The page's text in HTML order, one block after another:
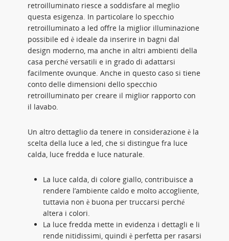
retroilluminato riesce a soddisfare al meglio
questa esigenza. In particolare lo specchio
retroilluminato a led offre la miglior illuminazione
possibile ed è ideale da inserire in bagni dal
design moderno, ma anche in altri ambienti della
casa perché versatili e in grado di adattarsi
facilmente ovunque. Anche in questo caso si tiene
conto delle dimensioni dello specchio
retroilluminato per creare il miglior rapporto con
il lavabo.
Un altro dettaglio da tenere in considerazione è la
scelta della luce a led, che si distingue fra luce
calda, luce fredda e luce naturale.
La luce calda, di colore giallo, contribuisce a
rendere l’ambiente caldo e molto accogliente,
tuttavia non è buona per truccarsi perché
altera i colori.
La luce fredda mette in evidenza i dettagli e li
rende nitidissimi, quindi è perfetta per rasarsi